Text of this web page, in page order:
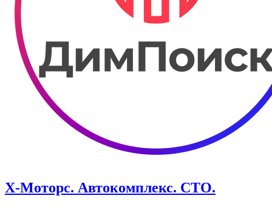
Х-Моторс. Автокомплекс. СТО.